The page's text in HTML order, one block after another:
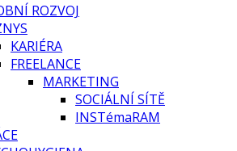
ROZVOJ
KARIÉRA
FREELANCE
MARKETING
SOCIÁLNÍ SÍTĚ
INSTémaRAM